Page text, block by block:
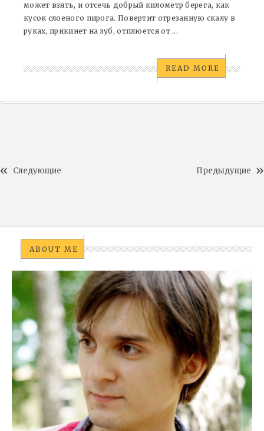
может взять, и отсечь добрый километр берега, как
кусок слоеного пирога. Повертит отрезанную скалу в
руках, прикинет на зуб, отплюется от ...
READ MORE
Следующие Предыдущие
ABOUT ME